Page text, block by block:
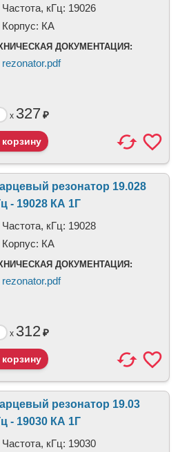
Частота, кГц: 19026
Корпус: КА
ДОКУМЕНТАЦИЯ:
rezonator.pdf
x 327₽
резонатор 19.028
- 19028 КА 1Г
Частота, кГц: 19028
Корпус: КА
ДОКУМЕНТАЦИЯ:
rezonator.pdf
x 312₽
резонатор 19.03
- 19030 КА 1Г
Частота, кГц: 19030